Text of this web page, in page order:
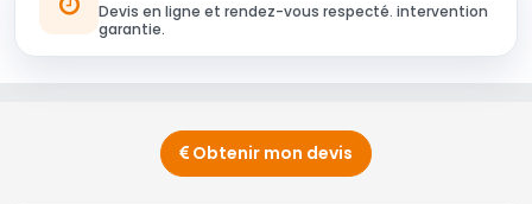
Devis en ligne et rendez-vous respecté. intervention
garantie.
Obtenir mon devis